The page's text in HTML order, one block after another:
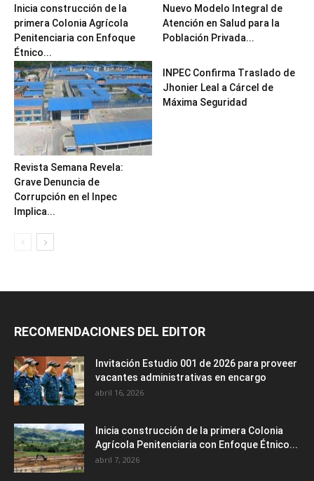
Inicia construcción de la
primera Colonia Agrícola
Penitenciaria con Enfoque
Étnico...
Nuevo Modelo Integral de
Atención en Salud para la
Población Privada...
Revista Semana Revela:
Grave Denuncia de
Corrupción en el Inpec
Implica...
INPEC Confirma Traslado de
Jhonier Leal a Cárcel de
Máxima Seguridad
RECOMENDACIONES DEL EDITOR
Invitación Estudio 001 de 2026 para proveer
vacantes administrativas en encargo
abril 16, 2026
Inicia construcción de la primera Colonia
Agrícola Penitenciaria con Enfoque Étnico...
abril 7, 2026